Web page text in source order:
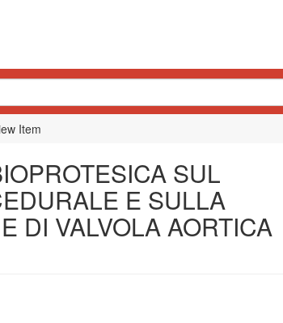
Item
SUL
E SULLA
DI VALVOLA AORTICA